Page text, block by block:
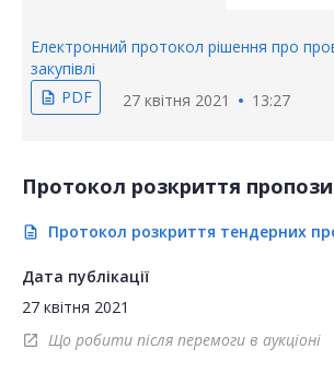
Електронний протокол рішення про
закупівлі
description PDF 27 квітня 2021 13:27
Протокол розкриття
description Протокол розкриття тендерних
Дата публікації
27 квітня 2021
open_in_new Що робити після перемоги в аукціоні